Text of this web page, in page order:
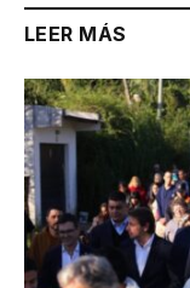
LEER MÁS